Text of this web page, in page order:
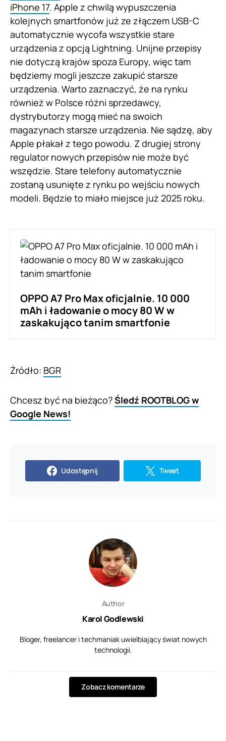
iPhone 17. Apple z chwilą wypuszczenia
kolejnych smartfonów już ze złączem USB-C
automatycznie wycofa wszystkie stare
urządzenia z opcją Lightning. Unijne przepisy
nie dotyczą krajów spoza Europy, więc tam
będziemy mogli jeszcze zakupić starsze
urządzenia. Warto zaznaczyć, że na rynku
również w Polsce różni sprzedawcy,
dystrybutorzy mogą mieć na swoich
magazynach starsze urządzenia. Nie sądzę, aby
Apple płakał z tego powodu. Z drugiej strony
regulator nowych przepisów nie może być
wszędzie. Stare telefony automatycznie
zostaną usunięte z rynku po wejściu nowych
modeli. Będzie to miało miejsce już 2025 roku.
OPPO A7 Pro Max oficjalnie. 10 000
mAh i ładowanie o mocy 80 W w
zaskakująco tanim smartfonie
Źródło: BGR
Chcesz być na bieżąco?Śledź ROOTBLOG w
Google News!
Udostępnij Tweet
Author
Karol Godlewski
Bloger, freelancer i techmaniak uwielbiający świat nowych
technologii.
Zobacz komentarze